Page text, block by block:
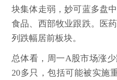
块集体走弱，妙可蓝多盘
食品、西部牧业跟跌。医
列跌幅居前板块。
总体看，周一A股市场涨
20多只，包括可能被实施